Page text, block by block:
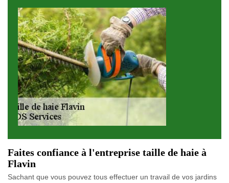
Faites confiance à l'entreprise taille de haie à
Flavin
Sachant que vous pouvez tous effectuer un travail de vos jardins